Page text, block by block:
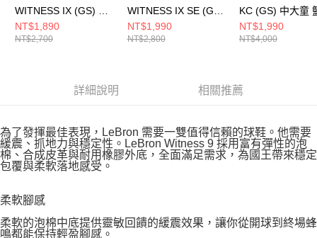
WITNESS IX (GS) 中
大童 籃球鞋
HV2270005
NT$1,890
NT$2,700
WITNESS IX SE (GS)
中大童 籃球鞋
IQ0825400
NT$1,990
NT$2,800
KC (GS) 中大童
鞋 FZ7308100
NT$1,990
NT$4,000
詳細說明 相關推薦
為了發揮最佳表現，LeBron 需要一雙值得信賴的球鞋。他需要
緩震、抓地力與穩定性。LeBron Witness 9 採用富有彈性的泡
棉、合成皮革與耐用橡膠外底，全面滿足需求，為國王帶來穩定
包覆與柔軟落地感受。
柔軟腳感
柔軟的泡棉中底提供靈敏回饋的緩震效果，讓你從開球到終場蜂
鳴都能保持輕盈腳感。